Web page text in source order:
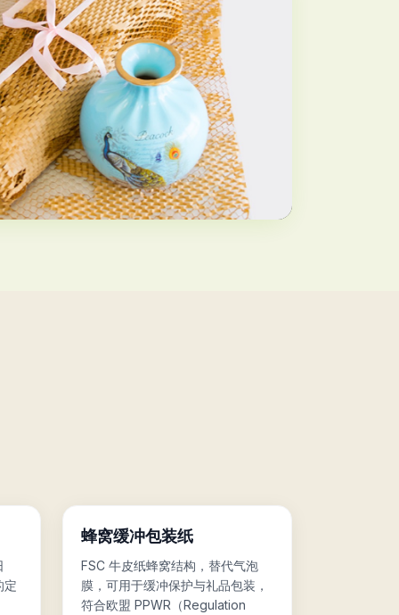
定
🐝
蜂窝缓冲包装纸
FSC 牛皮纸蜂窝结构，替代气泡
膜，可用于缓冲保护与礼品包装，
符合欧盟 PPWR（Regulation